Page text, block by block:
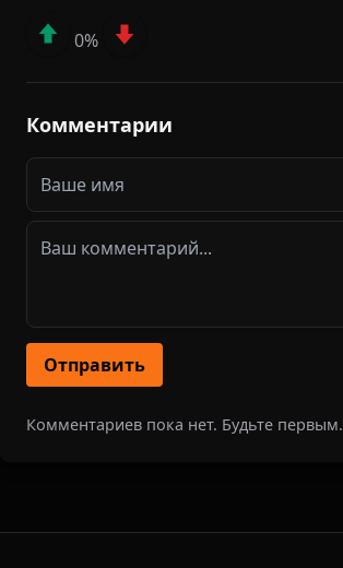
0%
Комментарии
Отправить
Комментариев пока нет. Будьте первым.